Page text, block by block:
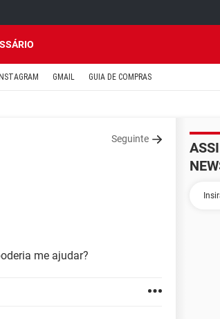
INSTAGRAM GMAIL GUIA DE COMPRAS
Seguinte
me ajudar?